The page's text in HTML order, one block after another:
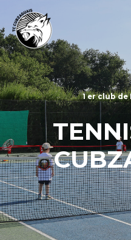
1 er club